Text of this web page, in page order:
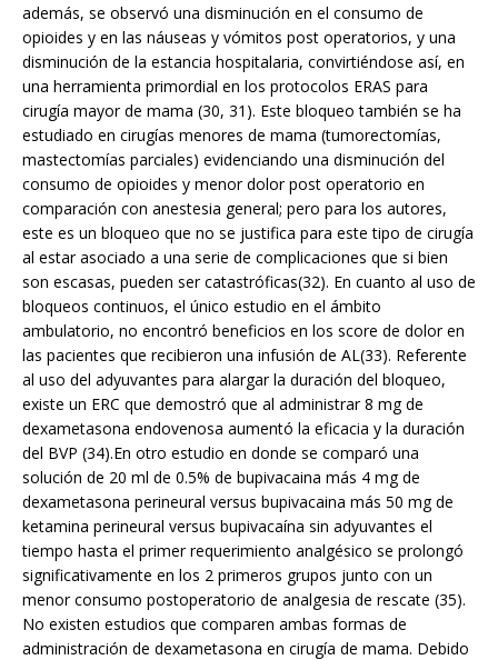
además, se observó una disminución en el consumo de
opioides y en las náuseas y vómitos post operatorios, y una
disminución de la estancia hospitalaria, convirtiéndose así, en
una herramienta primordial en los protocolos ERAS para
cirugía mayor de mama (30, 31). Este bloqueo también se ha
estudiado en cirugías menores de mama (tumorectomías,
mastectomías parciales) evidenciando una disminución del
consumo de opioides y menor dolor post operatorio en
comparación con anestesia general; pero para los autores,
este es un bloqueo que no se justifica para este tipo de cirugía
al estar asociado a una serie de complicaciones que si bien
son escasas, pueden ser catastróficas(32). En cuanto al uso de
bloqueos continuos, el único estudio en el ámbito
ambulatorio, no encontró beneficios en los score de dolor en
las pacientes que recibieron una infusión de AL(33). Referente
al uso del adyuvantes para alargar la duración del bloqueo,
existe un ERC que demostró que al administrar 8 mg de
dexametasona endovenosa aumentó la eficacia y la duración
del BVP (34).En otro estudio en donde se comparó una
solución de 20 ml de 0.5% de bupivacaina más 4 mg de
dexametasona perineural versus bupivacaina más 50 mg de
ketamina perineural versus bupivacaína sin adyuvantes el
tiempo hasta el primer requerimiento analgésico se prolongó
significativamente en los 2 primeros grupos junto con un
menor consumo postoperatorio de analgesia de rescate (35).
No existen estudios que comparen ambas formas de
administración de dexametasona en cirugía de mama. Debido